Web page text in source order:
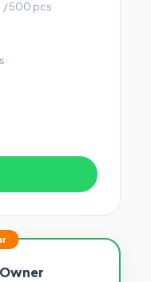
/ 500 pcs